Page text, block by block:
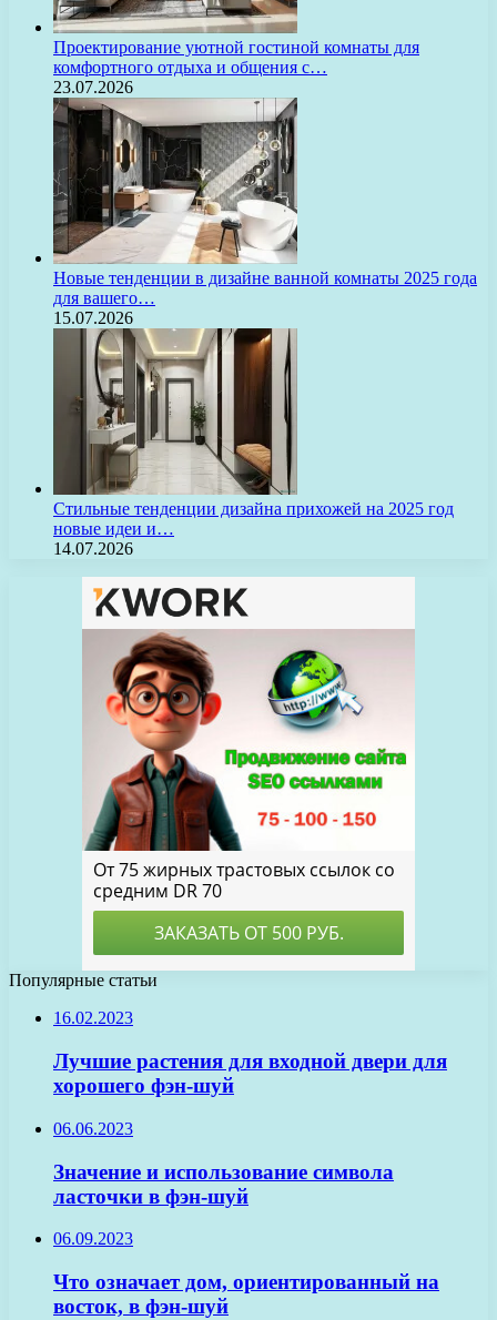
Проектирование уютной гостиной комнаты для
комфортного отдыха и общения с…
23.07.2026
Новые тенденции в дизайне ванной комнаты 2025 года
для вашего…
15.07.2026
Стильные тенденции дизайна прихожей на 2025 год
новые идеи и…
14.07.2026
Популярные статьи
16.02.2023
Лучшие растения для входной двери для
хорошего фэн-шуй
06.06.2023
Значение и использование символа
ласточки в фэн-шуй
06.09.2023
Что означает дом, ориентированный на
восток, в фэн-шуй